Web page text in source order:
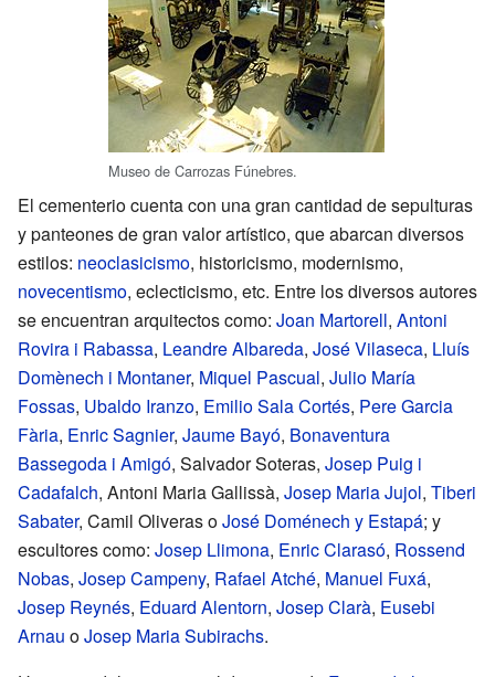
Museo de Carrozas Fúnebres.
El cementerio cuenta con una gran cantidad de sepulturas
y panteones de gran valor artístico, que abarcan diversos
estilos: neoclasicismo, historicismo, modernismo,
novecentismo, eclecticismo, etc. Entre los diversos autores
se encuentran arquitectos como: Joan Martorell, Antoni
Rovira i Rabassa, Leandre Albareda, José Vilaseca, Lluís
Domènech i Montaner, Miquel Pascual, Julio María
Fossas, Ubaldo Iranzo, Emilio Sala Cortés, Pere Garcia
Fària, Enric Sagnier, Jaume Bayó, Bonaventura
Bassegoda i Amigó, Salvador Soteras, Josep Puig i
Cadafalch, Antoni Maria Gallissà, Josep Maria Jujol, Tiberi
Sabater, Camil Oliveras oJosé Doménech y Estapá; y
escultores como: Josep Llimona, Enric Clarasó, Rossend
Nobas, Josep Campeny, Rafael Atché, Manuel Fuxá,
Josep Reynés, Eduard Alentorn, Josep Clarà, Eusebi
Arnau oJosep Maria Subirachs.